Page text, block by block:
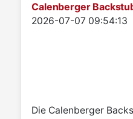
Calenberger
Details
2026-07-07 09:54:13
Die Calenberger